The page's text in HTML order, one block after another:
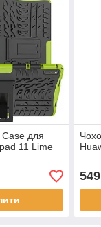
для
11 Lime
549